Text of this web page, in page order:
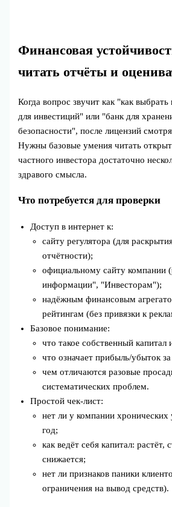
Финансовая
читать отчёты и
Когда вопрос звучит как "как
для инвестиций" или "банк для
безопасности", после лицензий
Нужны базовые умения читать
частного инвестора достаточно
здравого смысла.
Что потребуется для проверки
Доступ в интернет к:
сайту регулятора (для
отчётности);
официальному сайту компании
информации", "Инвесторам");
надёжным финансовым
рейтингам (без привязки к
Базовое понимание:
что такое собственный капитал
что означает прибыль/убыток
чем отличаются разовые
систематических проблем.
Простой чек-лист:
нет ли у компании хронических
год;
как ведёт себя капитал: растёт,
снижается;
нет ли признаков паники
ограничения на вывод средств).